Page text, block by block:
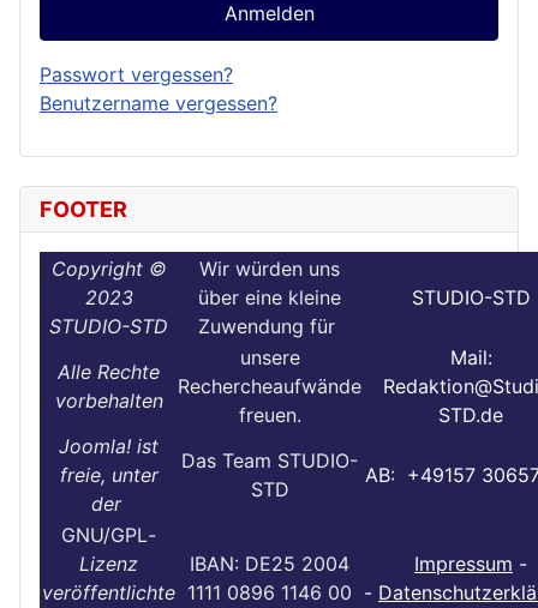
Anmelden
Passwort vergessen?
Benutzername vergessen?
FOOTER
Copyright ©
2023
STUDIO-STD
Wir würden uns
über eine kleine
Zuwendung für
STUDIO-STD
Alle Rechte
vorbehalten
unsere
Rechercheaufwände
freuen.
Mail:
STD.de
Joomla! ist
freie, unter
der
Das Team STUDIO-
STD
AB: +49157
GNU/GPL-
Lizenz
veröffentlichte
IBAN: DE25 2004
1111 0896 1146 00
Impressum -
-